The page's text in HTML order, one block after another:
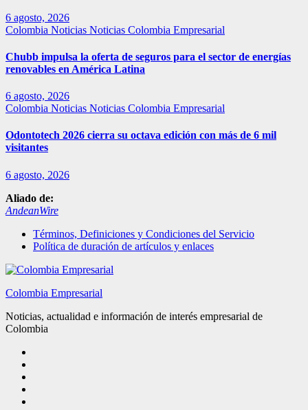
6 agosto, 2026
Colombia Noticias Noticias Colombia Empresarial
Chubb impulsa la oferta de seguros para el sector de energías
renovables en América Latina
6 agosto, 2026
Colombia Noticias Noticias Colombia Empresarial
Odontotech 2026 cierra su octava edición con más de 6 mil
visitantes
6 agosto, 2026
Aliado de:
AndeanWire
Términos, Definiciones y Condiciones del Servicio
Política de duración de artículos y enlaces
Colombia Empresarial
Noticias, actualidad e información de interés empresarial de
Colombia